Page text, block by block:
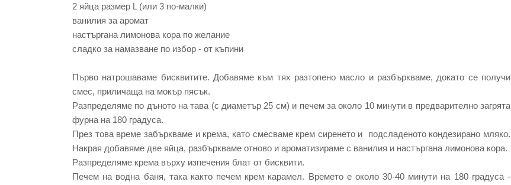
2 яйца размер L (или 3 по-малки)
ванилия за аромат
настъргана лимонова кора по желание
сладко за намазване по избор - от къпини
Първо натрошаваме бисквитите. Добавяме към тях разтопено масло и разбъркваме, докато се получи
смес, приличаща на мокър пясък.
Разпределяме по дъното на тава (с диаметър 25 см) и печем за около 10 минути в предварително загрята
фурна на 180 градуса.
През това време забъркваме и крема, като смесваме крем сиренето и подсладеното кондезирано мляко.
Накрая добавяме две яйца, разбъркваме отново и ароматизираме с ванилия и настъргана лимонова кора.
Разпределяме крема върху изпечения блат от бисквити.
Печем на водна баня, така както печем крем карамел. Времето е около 30-40 минути на 180 градуса -